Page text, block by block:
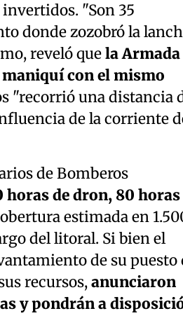
"Son 35
donde zozobró la
reveló quela Armada
con el mismo
"recorrió una distancia
de la corriente
de Bomberos
horas de dron, 80 horas
estimada en
del litoral. Si bien el
de su puesto
recursos,anunciaron
y pondrán a